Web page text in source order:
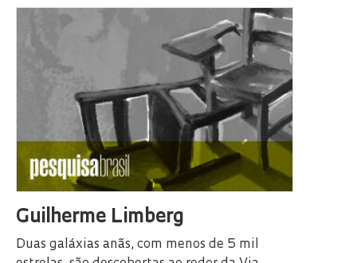
Guilherme Limberg
Duas galáxias anãs, com menos de 5 mil